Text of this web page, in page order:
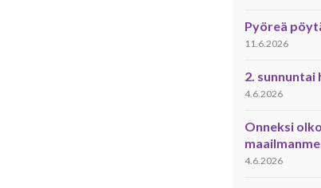
Pyöreä
11.6.2026
2. sunnuntai
4.6.2026
Onneksi
4.6.2026